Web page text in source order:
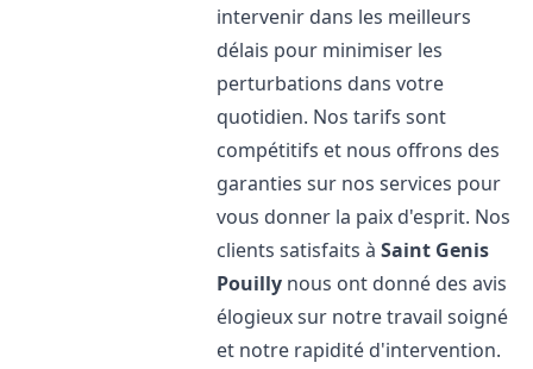
intervenir dans les meilleurs
délais pour minimiser les
perturbations dans votre
quotidien. Nos tarifs sont
compétitifs et nous offrons des
garanties sur nos services pour
vous donner la paix d'esprit. Nos
clients satisfaits àSaint Genis
Pouilly nous ont donné des avis
élogieux sur notre travail soigné
et notre rapidité d'intervention.